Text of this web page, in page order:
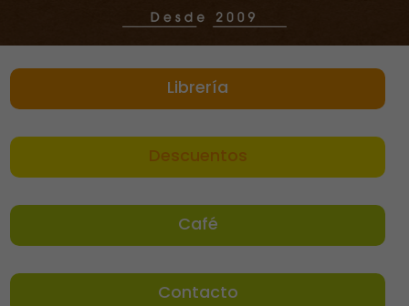
Librería
Descuentos
Café
Contacto